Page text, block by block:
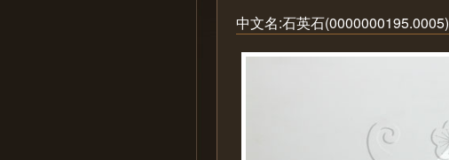
中文名:石英石(0000000195.0005)